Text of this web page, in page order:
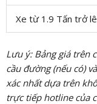
Xe từ 1.9 Tấn trở
Lưu ý: Bảng giá trên
cầu đường (nếu có)
xác nhất dựa trên
trực tiếp hotline của